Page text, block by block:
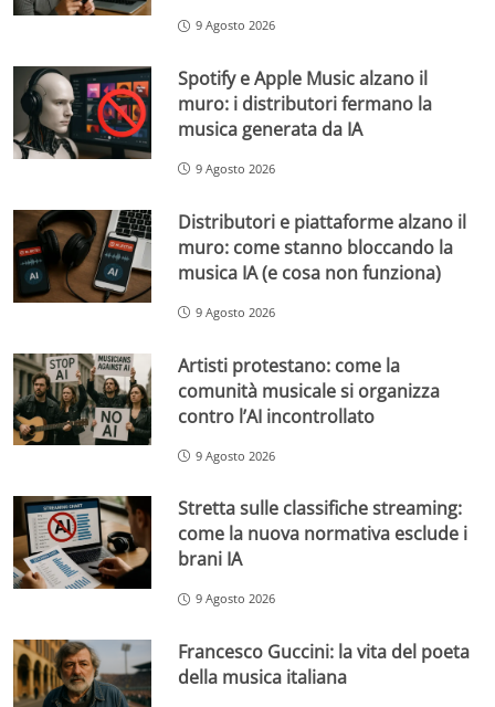
9 Agosto 2026
Spotify e Apple Music alzano il
muro: i distributori fermano la
musica generata da IA
9 Agosto 2026
Distributori e piattaforme alzano il
muro: come stanno bloccando la
musica IA (e cosa non funziona)
9 Agosto 2026
Artisti protestano: come la
comunità musicale si organizza
contro l’AI incontrollato
9 Agosto 2026
Stretta sulle classifiche streaming:
come la nuova normativa esclude i
brani IA
9 Agosto 2026
Francesco Guccini: la vita del poeta
della musica italiana